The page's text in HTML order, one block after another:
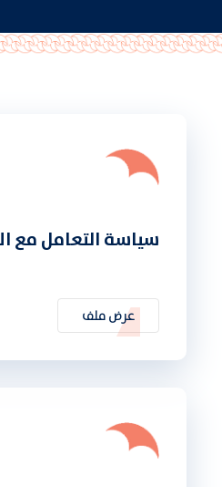
سياسة التعامل مع
عرض ملف